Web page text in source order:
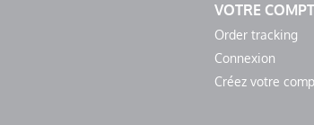
VOTRE
Order tracking
Connexion
Créez votre